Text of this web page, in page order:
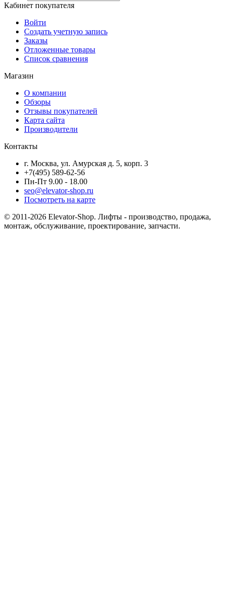
Кабинет покупателя
Войти
Создать учетную запись
Заказы
Отложенные товары
Список сравнения
Магазин
О компании
Обзоры
Отзывы покупателей
Карта сайта
Производители
Контакты
г. Москва, ул. Амурская д. 5, корп. 3
+7(495) 589-62-56
Пн-Пт 9.00 - 18.00
seo@elevator-shop.ru
Посмотреть на карте
© 2011-2026 Elevator-Shop. Лифты - производство, продажа,
монтаж, обслуживание, проектирование, запчасти.